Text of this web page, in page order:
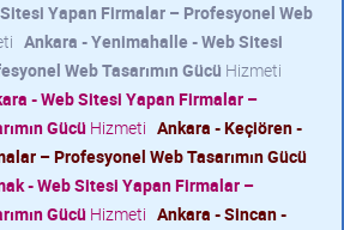
Yapan Firmalar – Profesyonel Web
Ankara - Yenimahalle - Web Sitesi
Web Tasarımın Gücü Hizmeti
- Web Sitesi Yapan Firmalar –
Gücü Hizmeti Ankara - Keçiören -
– Profesyonel Web Tasarımın Gücü
- Web Sitesi Yapan Firmalar –
Gücü Hizmeti Ankara - Sincan -